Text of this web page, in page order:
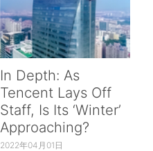
In Depth: As
Tencent Lays Off
Staff, Is Its ‘Winter’
Approaching?
2022年04月01日